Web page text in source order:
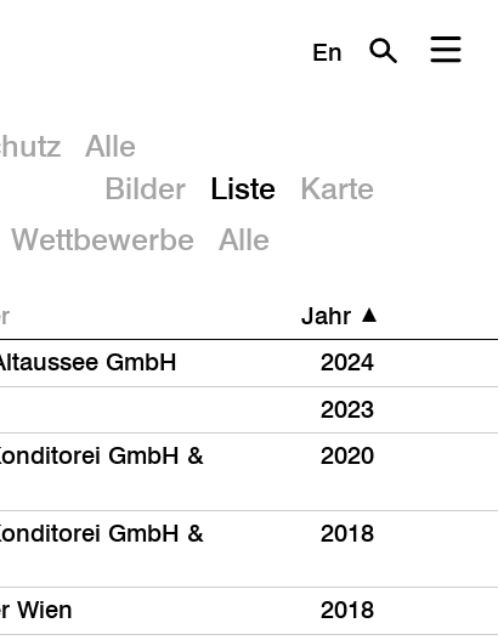
En
Alle
Bilder
Liste Karte
Wettbewerbe Alle
Jahr
GmbH
2024
2023
GmbH &
2020
GmbH &
2018
Wien
2018